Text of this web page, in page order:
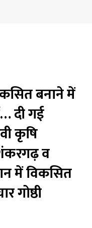
बनाने में
दी गई
कृषि
व
में विकसित
गोष्ठी